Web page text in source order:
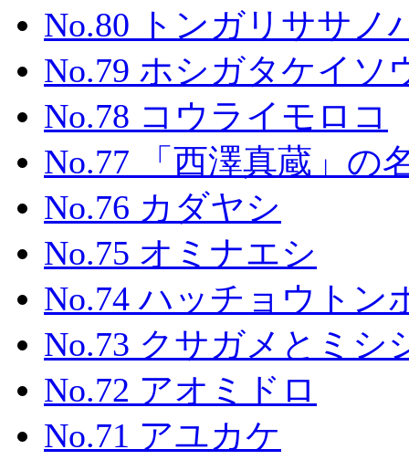
No.80 トンガリササノ
No.79 ホシガタケイソ
No.78 コウライモロコ
No.77 「西澤真蔵」の
No.76 カダヤシ
No.75 オミナエシ
No.74 ハッチョウトン
No.73 クサガメとミシ
No.72 アオミドロ
No.71 アユカケ